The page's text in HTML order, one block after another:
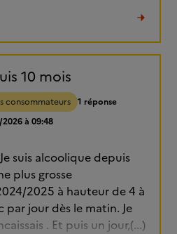
10 mois
consommateurs 1 réponse
à 09:48
suis alcoolique depuis
plus grosse
2025 à hauteur de 4 à
par jour dès le matin. Je
. Et puis un jour,(...)